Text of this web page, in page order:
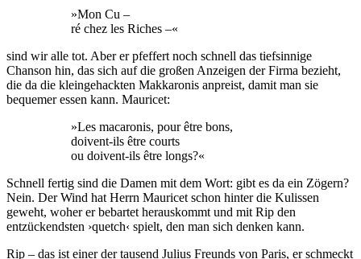
»Mon Cu –
ré chez les Riches –«
sind wir alle tot. Aber er pfeffert noch schnell das tiefsinnige
Chanson hin, das sich auf die großen Anzeigen der Firma bezieht,
die da die kleingehackten Makkaronis anpreist, damit man sie
bequemer essen kann. Mauricet:
»Les macaronis, pour être bons,
doivent-ils être courts
ou doivent-ils être longs?«
Schnell fertig sind die Damen mit dem Wort: gibt es da ein Zögern?
Nein. Der Wind hat Herrn Mauricet schon hinter die Kulissen
geweht, woher er bebartet herauskommt und mit Rip den
entzückendsten ›quetch‹ spielt, den man sich denken kann.
Rip – das ist einer der tausend Julius Freunds von Paris, er schmeckt